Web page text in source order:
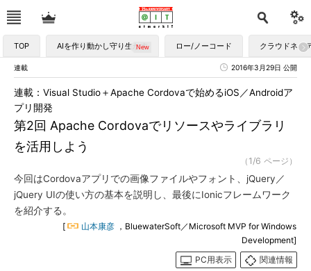
TOP AIを作り動かし守り生かす ロー/ノーコード クラウドネイ
連載 2016年3月29日 公開
第2回 Apache Cordovaでリソースやライブラリ
を活用しよう
連載：Visual Studio＋Apache Cordovaで始めるiOS／Androidア
プリ開発
（1/6 ページ）
今回はCordovaアプリでの画像ファイルやフォント、jQuery／
jQuery UIの使い方の基本を説明し、最後にIonicフレームワーク
を紹介する。
[ 山本康彦 ，BluewaterSoft／Microsoft MVP for Windows
Development]
PC用表示
関連情報